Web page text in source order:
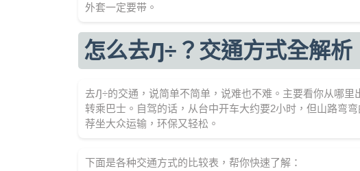
外套一定要带。
怎么去Ԓ÷？交通方式全解析
去Ԓ÷的交通，说简单不简单，说难也不难。主要看你从哪
转乘巴士。自驾的话，从台中开车大约要2小时，但山路弯
荐坐大众运输，环保又轻松。
下面是各种交通方式的比较表，帮你快速了解：